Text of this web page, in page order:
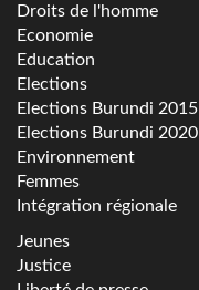
Droits de l'homme
Economie
Education
Elections
Elections Burundi 2015
Elections Burundi 2020
Environnement
Femmes
Intégration régionale
Jeunes
Justice